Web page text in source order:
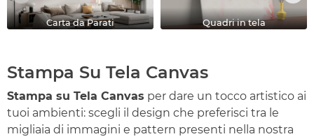
Carta da Parati Quadri in tela
Stampa Su Tela Canvas
Stampa su Tela Canvas per dare un tocco artistico ai
tuoi ambienti: scegli il design che preferisci tra le
migliaia di immagini e pattern presenti nella nostra